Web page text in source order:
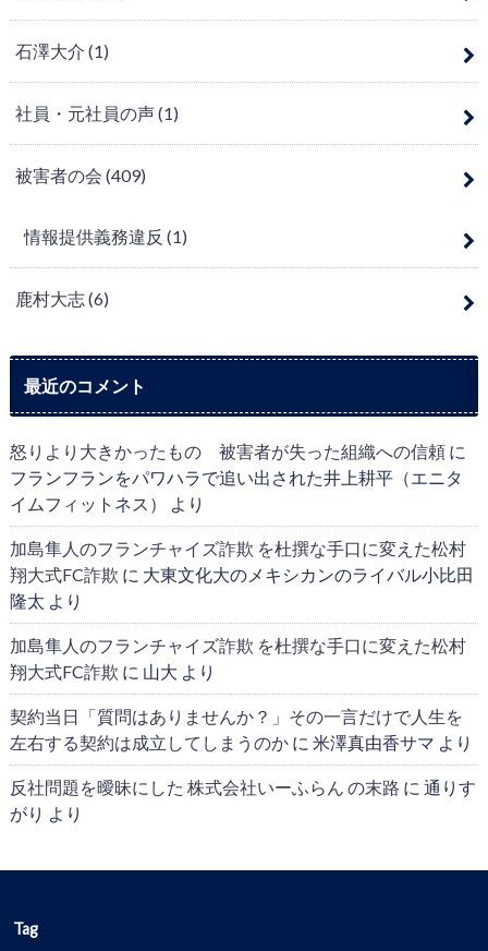
石澤大介 (1)
社員・元社員の声(1)
被害者の会 (409)
情報提供義務違反 (1)
鹿村大志(6)
最近のコメント
怒りより大きかったもの 被害者が失った組織への信頼に
フランフランをパワハラで追い出された井上耕平（エニタ
イムフィットネス）
より
加島隼人のフランチャイズ詐欺 を杜撰な手口に変えた松村
翔大式FC詐欺 に 大東文化大のメキシカンのライバル小比田
隆太 より
加島隼人のフランチャイズ詐欺 を杜撰な手口に変えた松村
翔大式FC詐欺 に 山大 より
契約当日「質問はありませんか？」その一言だけで人生を
左右する契約は成立してしまうのかに 米澤真由香サマ より
反社問題を曖昧にした 株式会社いーふらん の末路 に 通りす
がり より
Tag